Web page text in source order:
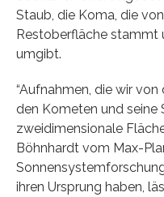
Staub, die Koma, die
Restoberfläche stammt
umgibt.
“Aufnahmen, die wir
den Kometen und seine
zweidimensionale
Böhnhardt vom Max-
ihren Ursprung haben,